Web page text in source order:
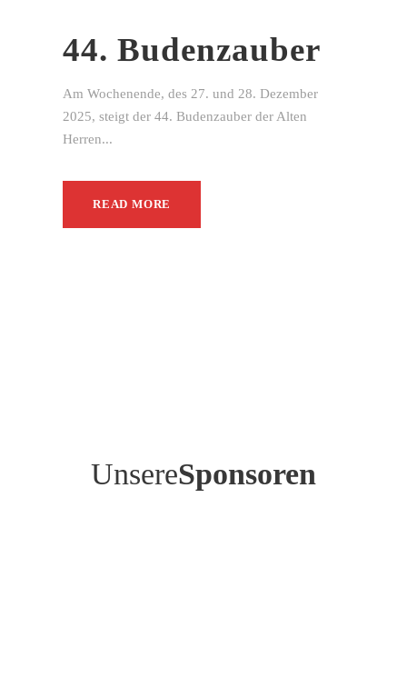
44. Budenzauber
Am Wochenende, des 27. und 28. Dezember
2025, steigt der 44. Budenzauber der Alten
Herren...
READ MORE
UnsereSponsoren